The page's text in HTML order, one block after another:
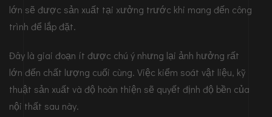
lớn sẽ được sản xuất tại xưởng trước khi mang đến công
trình để lắp đặt.
Đây là giai đoạn ít được chú ý nhưng lại ảnh hưởng rất
lớn đến chất lượng cuối cùng. Việc kiểm soát vật liệu, kỹ
thuật sản xuất và độ hoàn thiện sẽ quyết định độ bền của
nội thất sau này.